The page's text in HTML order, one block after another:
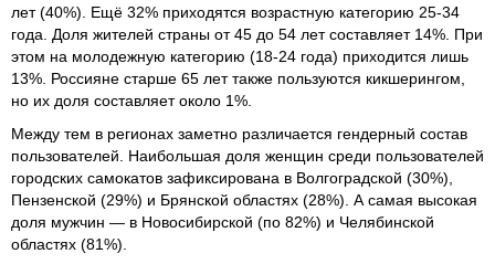
лет (40%). Ещё 32% приходятся возрастную категорию 25-34
года. Доля жителей страны от 45 до 54 лет составляет 14%. При
этом на молодежную категорию (18-24 года) приходится лишь
13%. Россияне старше 65 лет также пользуются кикшерингом,
но их доля составляет около 1%.
Между тем в регионах заметно различается гендерный состав
пользователей. Наибольшая доля женщин среди пользователей
городских самокатов зафиксирована в Волгоградской (30%),
Пензенской (29%) и Брянской областях (28%). А самая высокая
доля мужчин — в Новосибирской (по 82%) и Челябинской
областях (81%).